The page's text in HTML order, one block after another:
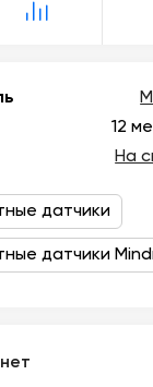
12
На
датчики
датчики